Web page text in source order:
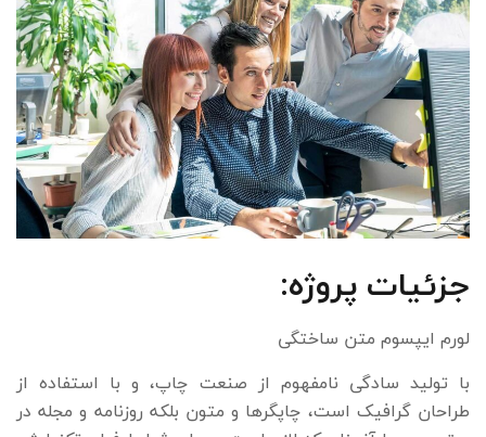
جزئیات پروژه:
لورم ایپسوم متن ساختگی
با تولید سادگی نامفهوم از صنعت چاپ، و با استفاده از
طراحان گرافیک است، چاپگرها و متون بلکه روزنامه و مجله در